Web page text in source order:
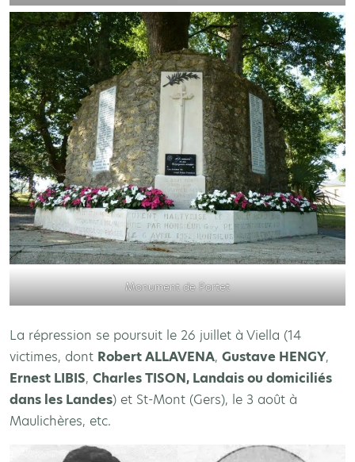
Monument de Portet
La répression se poursuit le 26 juillet à Viella (14
victimes, dont Robert ALLAVENA, Gustave HENGY,
Ernest LIBIS, Charles TISON, Landais ou domiciliés
dans les Landes) et St-Mont (Gers), le 3 août à
Maulichères, etc.